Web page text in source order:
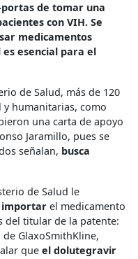
de tomar una
con VIH. Se
medicamentos
es esencial para el
de Salud, más de 120
humanitarias, como
una carta de apoyo
Jaramillo, pues se
señalan, busca
de Salud le
importar el medicamento
del titular de la patente:
GlaxoSmithKline,
que el dolutegravir